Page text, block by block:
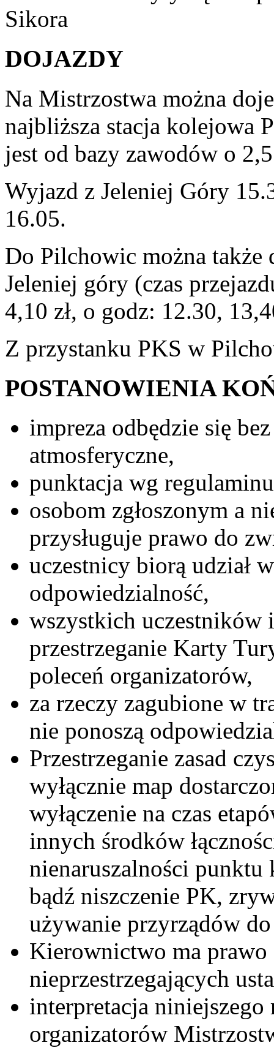
Sikora
DOJAZDY
Na Mistrzostwa można
najbliższa stacja kolejowa
jest od bazy zawodów o
Wyjazd z Jeleniej Góry
16.05.
Do Pilchowic można także
Jeleniej góry (czas
4,10 zł, o godz: 12.30,
Z przystanku PKS w
POSTANOWIENIA
impreza odbędzie się
atmosferyczne,
punktacja wg
osobom zgłoszonym a
przysługuje prawo do
uczestnicy biorą udział
odpowiedzialność,
wszystkich uczestników
przestrzeganie Karty
poleceń organizatorów,
za rzeczy zagubione w
nie ponoszą
Przestrzeganie zasad
wyłącznie map
wyłączenie na czas
innych środków
nienaruszalności
bądź niszczenie PK,
używanie przyrządów
Kierownictwo ma prawo
nieprzestrzegających
interpretacja niniejszego
organizatorów